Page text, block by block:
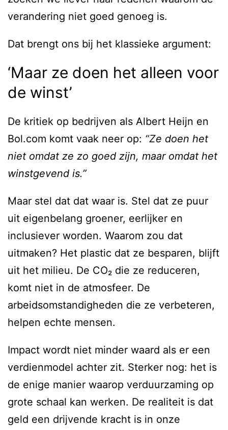
verandering niet goed genoeg is.
Dat brengt ons bij het klassieke argument:
‘Maar ze doen het alleen voor
de winst’
De kritiek op bedrijven als Albert Heijn en
Bol.com komt vaak neer op: “Ze doen het
niet omdat ze zo goed zijn, maar omdat het
winstgevend is.”
Maar stel dat dat waar is. Stel dat ze puur
uit eigenbelang groener, eerlijker en
inclusiever worden. Waarom zou dat
uitmaken? Het plastic dat ze besparen, blijft
uit het milieu. De CO₂ die ze reduceren,
komt niet in de atmosfeer. De
arbeidsomstandigheden die ze verbeteren,
helpen echte mensen.
Impact wordt niet minder waard als er een
verdienmodel achter zit. Sterker nog: het is
de enige manier waarop verduurzaming op
grote schaal kan werken. De realiteit is dat
geld een drijvende kracht is in onze